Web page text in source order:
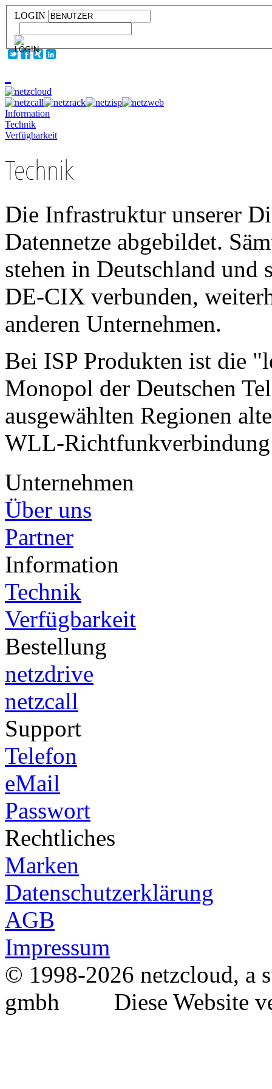
LOGIN
Information
Technik
Verfügbarkeit
Technik
Die Infrastruktur unserer
Datennetze abgebildet.
stehen in Deutschland
DE-CIX verbunden,
anderen Unternehmen.
Bei ISP Produkten ist die
Monopol der Deutschen
ausgewählten Regionen
WLL-
Unternehmen
Über uns
Partner
Information
Technik
Verfügbarkeit
Bestellung
netzdrive
netzcall
Support
Telefon
eMail
Passwort
Rechtliches
Marken
Datenschutzerklärung
AGB
Impressum
© 1998-2026 netzcloud, a
gmbh Diese Website